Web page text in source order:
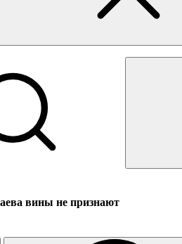
вины не признают